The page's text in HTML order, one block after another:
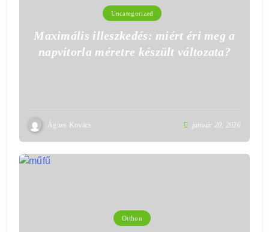
Uncategorized
Maximális illeszkedés: miért éri meg a
napvitorla méretre készült változata?
Ágnes Kovács január 20, 2026
Otthon